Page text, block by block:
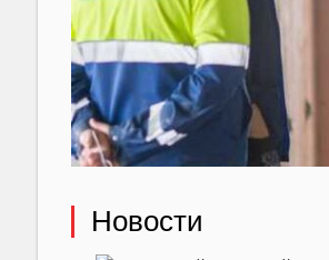
Новости